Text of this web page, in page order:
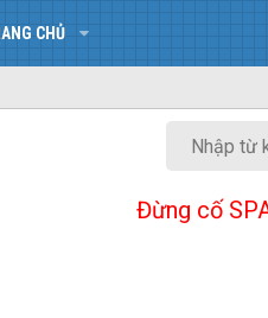
CHỦ
Đừng cố